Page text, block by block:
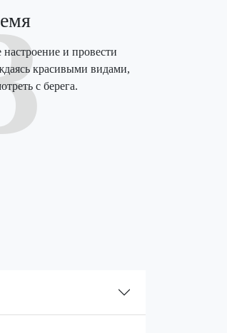
и провести
красивыми видами,
с берега.